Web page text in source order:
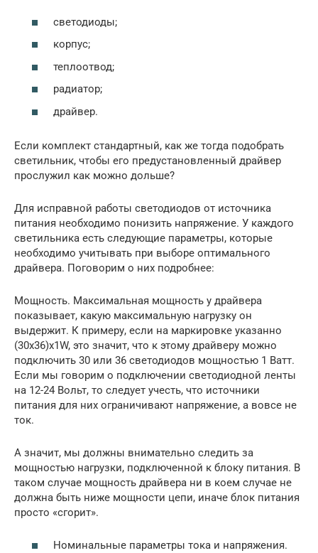
светодиоды;
корпус;
теплоотвод;
радиатор;
драйвер.
Если комплект стандартный, как же тогда подобрать
светильник, чтобы его предустановленный драйвер
прослужил как можно дольше?
Для исправной работы светодиодов от источника
питания необходимо понизить напряжение. У каждого
светильника есть следующие параметры, которые
необходимо учитывать при выборе оптимального
драйвера. Поговорим о них подробнее:
Мощность. Максимальная мощность у драйвера
показывает, какую максимальную нагрузку он
выдержит. К примеру, если на маркировке указанно
(30х36)х1W, это значит, что к этому драйверу можно
подключить 30 или 36 светодиодов мощностью 1 Ватт.
Если мы говорим о подключении светодиодной ленты
на 12-24 Вольт, то следует учесть, что источники
питания для них ограничивают напряжение, а вовсе не
ток.
А значит, мы должны внимательно следить за
мощностью нагрузки, подключенной к блоку питания. В
таком случае мощность драйвера ни в коем случае не
должна быть ниже мощности цепи, иначе блок питания
просто «сгорит».
Номинальные параметры тока и напряжения.